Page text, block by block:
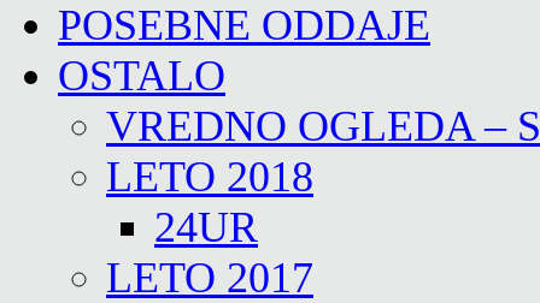
POSEBNE ODDAJE
OSTALO
VREDNO OGLEDA –
LETO 2018
24UR
LETO 2017